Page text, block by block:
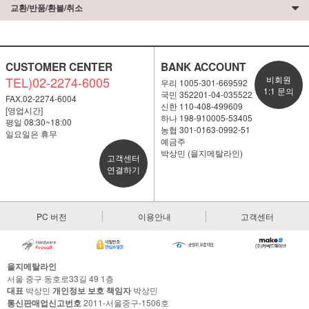
교환/반품/환불/취소
CUSTOMER CENTER
TEL)02-2274-6005
FAX.02-2274-6004
[영업시간]
평일 08:30~18:00
일요일은 휴무
고객센터
연결하기
BANK ACCOUNT
우리 1005-301-669592
국민 352201-04-035522
신한 110-408-499609
하나 198-910005-53405
농협 301-0163-0992-51
예금주
박상민 (을지메탈라인)
비회원
1:1 문의
PC 버전 이용안내 고객센터
을지메탈라인
서울 중구 동호로33길 49 1층
대표 박상민 개인정보 보호 책임자박상민
통신판매업신고번호2011-서울중구-1506호